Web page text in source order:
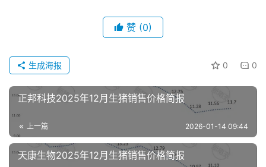
页
资
闻
赞 (0)
0 0
生成海报
正邦科技2025年12月生猪销售价格简报
上一篇 2026-01-14 09:44
天康生物2025年12月生猪销售价格简报